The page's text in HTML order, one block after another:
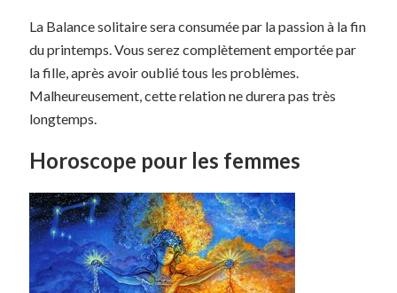
La Balance solitaire sera consumée par la passion à la fin
du printemps. Vous serez complètement emportée par
la fille, après avoir oublié tous les problèmes.
Malheureusement, cette relation ne durera pas très
longtemps.
Horoscope pour les femmes